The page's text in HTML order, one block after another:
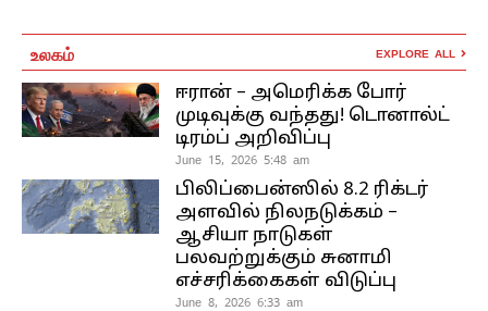
உலகம் EXPLORE ALL
ஈரான் – அமெரிக்க போர்
முடிவுக்கு வந்தது! டொனால்ட்
டிரம்ப் அறிவிப்பு
June 15, 2026 5:48 am
பிலிப்பைன்ஸில் 8.2 ரிக்டர்
அளவில் நிலநடுக்கம் –
ஆசியா நாடுகள்
பலவற்றுக்கும் சுனாமி
எச்சரிக்கைகள் விடுப்பு
June 8, 2026 6:33 am